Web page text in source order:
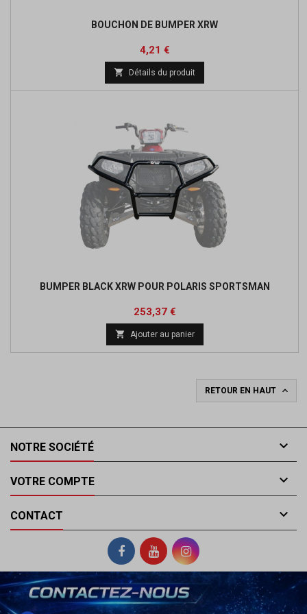
BOUCHON DE BUMPER XRW
Prix
4,21 €Prix
base
 Détails du produit
BUMPER BLACK XRW POUR POLARIS SPORTSMAN
Prix
253,37 €Prix
de
base
 Ajouter au panier
RETOUR EN HAUT 
NOTRE SOCIÉTÉ 
VOTRE COMPTE 
CONTACT 